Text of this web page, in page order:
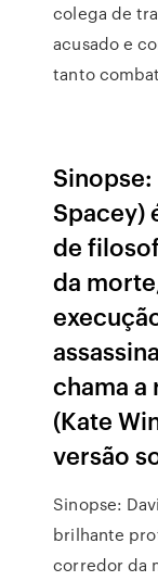
colega de
acusado e
tanto
Sinopse:
Spacey)
de
da
chama
(Kate
versão
Sinopse:
brilhante
corredor da